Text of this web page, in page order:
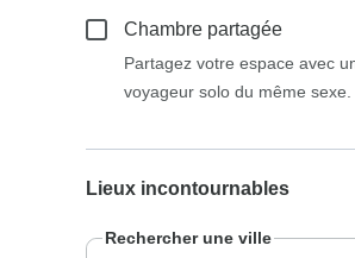
Chambre partagée
Partagez votre espace avec
voyageur solo du même sexe.
Lieux incontournables
Rechercher une ville